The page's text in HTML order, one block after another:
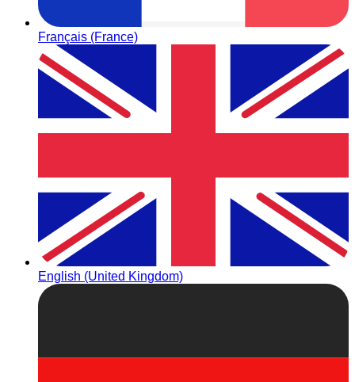
Français (France)
English (United Kingdom)